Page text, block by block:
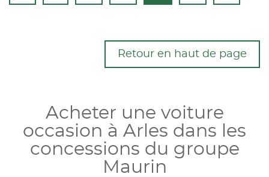
Retour en haut de page
Acheter une voiture
occasion à Arles dans les
concessions du groupe
Maurin